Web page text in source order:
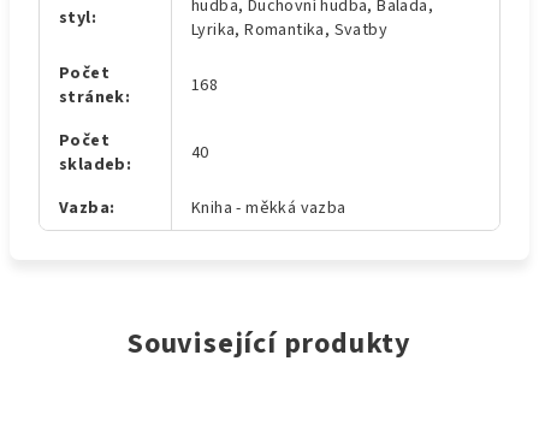
styl:
hudba, Duchovní hudba, Balada,
Lyrika, Romantika, Svatby
Počet
stránek: 168
Počet
skladeb: 40
Vazba: Kniha - měkká vazba
Související produkty